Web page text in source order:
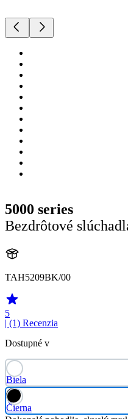
5000 series
Bezdrôtové
TAH5209BK/00
5
| (1) Recenzia
Dostupné v
Biela
Čierna